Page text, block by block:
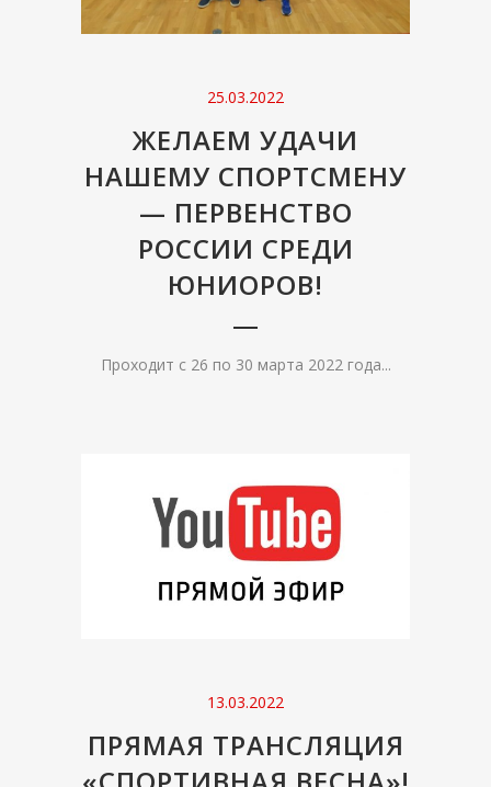
25.03.2022
ЖЕЛАЕМ УДАЧИ
НАШЕМУ СПОРТСМЕНУ
— ПЕРВЕНСТВО
РОССИИ СРЕДИ
ЮНИОРОВ!
Проходит с 26 по 30 марта 2022 года...
13.03.2022
ПРЯМАЯ ТРАНСЛЯЦИЯ